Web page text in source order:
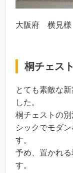
大阪府 横見様
桐チェス
とても素敵な
した。
桐チェストの別
シックでモダ
す。
予め、置かれ
す。